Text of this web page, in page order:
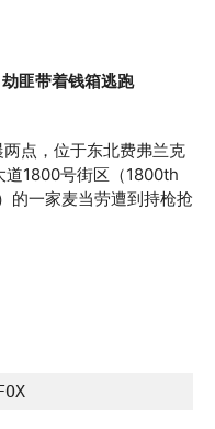
匪带着钱箱逃跑
点，位于东北费弗兰克
1800号街区（1800th
一家麦当劳遭到持枪抢